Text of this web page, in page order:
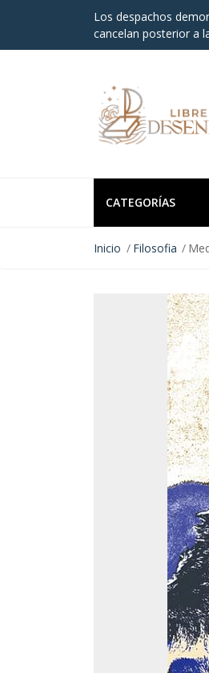
Los despachos
cancelan posterior a
CATEGORÍAS
Inicio Filosofia